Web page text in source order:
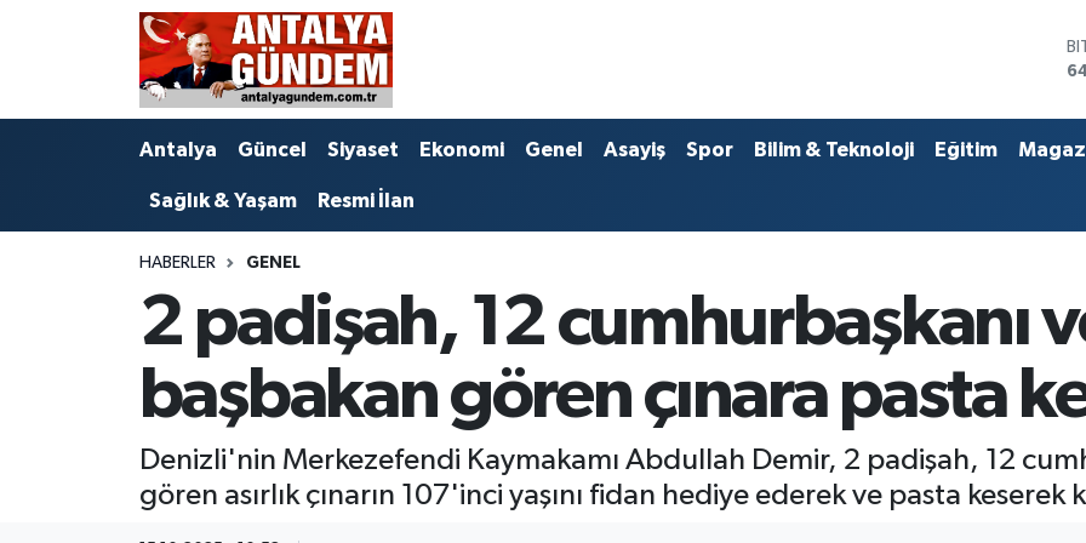
Antalya Güncel Siyaset Ekonomi Genel Asayiş Spor Bilim & Teknoloji Eğitim
Sağlık & Yaşam Resmi İlan
HABERLER GENEL
2 padişah, 12 cumhurbaşkanı
başbakan gören çınara pasta
Denizli'nin Merkezefendi Kaymakamı Abdullah Demir, 2 padişah, 12
gören asırlık çınarın 107'inci yaşını fidan hediye ederek ve pasta keserek
Antalya
Bilim & Teknoloji
Antalya Nöbetçi Eczaneler
Antalya Hava Durumu
Antalya Namaz Vakitleri
Süper Lig Puan Durumu ve Fikstür
Tüm Manşetler
Son Dakika Haberleri